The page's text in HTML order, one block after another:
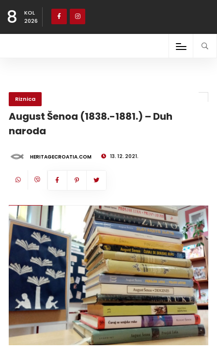
8
KOL
2026
Riznica
August Šenoa (1838.-1881.) – Duh
naroda
HERITAGECROATIA.COM 13. 12. 2021.